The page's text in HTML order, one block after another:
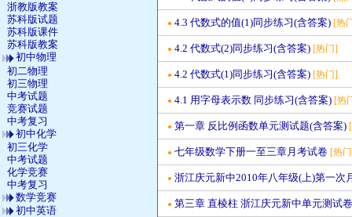
浙教版教案
苏科版试题
苏科版课件
苏科版教案
初中物理
初二物理
初三物理
中考试题
竞赛试题
中考复习
初中化学
初三化学
中考试题
化学竞赛
中考复习
数学竞赛
初中英语
● 4.3 代数式的值(1)同步练习(含答案) [热
● 4.2 代数式(2)同步练习(含答案) [热门]
● 4.2 代数式(1)同步练习(含答案) [热门]
● 4.1 用字母表示数 同步练习(含答案) [热
● 第一章 反比例函数单元测试题(含答案)
● 七年级数学下册一至三章月考试卷 [热
● 浙江庆元新中2010年八年级(上)第一次
● 第三章 直棱柱 浙江庆元新中单元测试卷